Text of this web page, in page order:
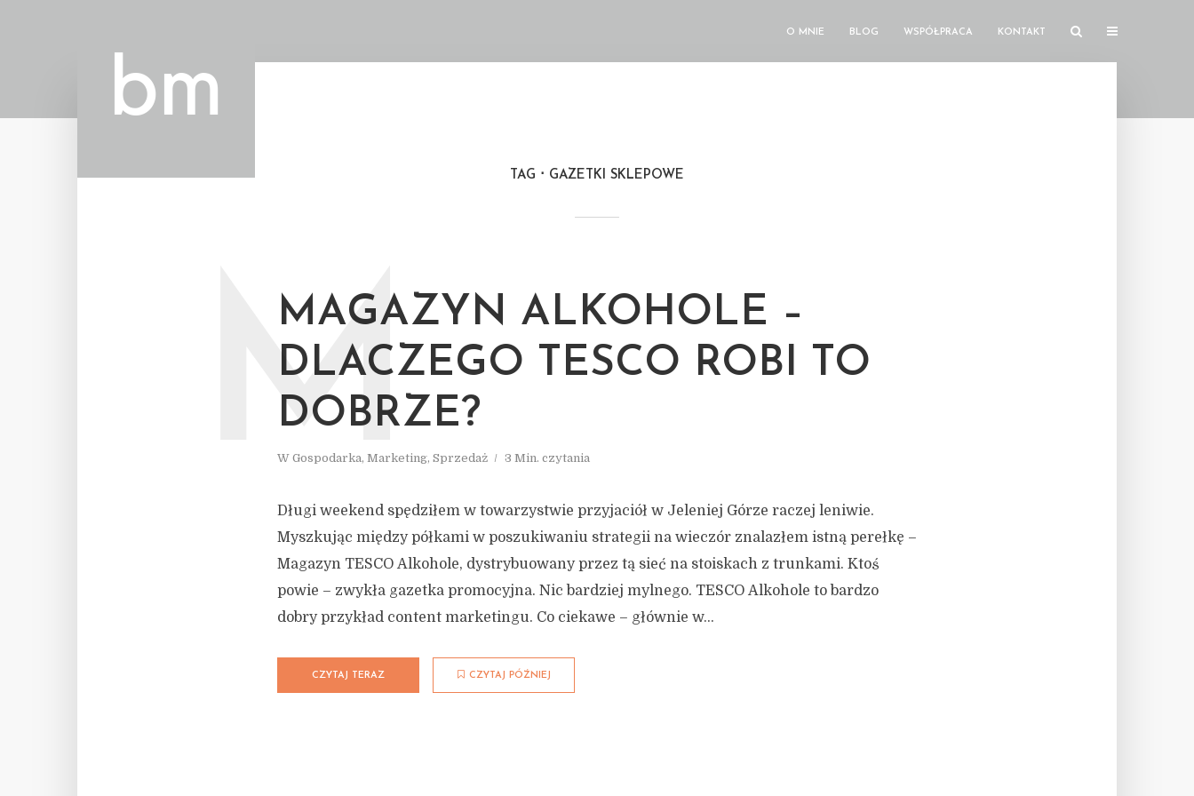
O MNIE BLOG WSPÓŁPRACA KONTAKT
TAG GAZETKI SKLEPOWE
MAGAZYN ALKOHOLE –
DLACZEGO TESCO ROBI TO
DOBRZE?
W Gospodarka, Marketing, Sprzedaż 3 Min. czytania
M
Długi weekend spędziłem w towarzystwie przyjaciół w Jeleniej Górze raczej leniwie.
Myszkując między półkami w poszukiwaniu strategii na wieczór znalazłem istną perełkę –
Magazyn TESCO Alkohole, dystrybuowany przez tą sieć na stoiskach z trunkami. Ktoś
powie – zwykła gazetka promocyjna. Nic bardziej mylnego. TESCO Alkohole to bardzo
dobry przykład content marketingu. Co ciekawe – głównie w...
CZYTAJ TERAZ CZYTAJ PÓŹNIEJ